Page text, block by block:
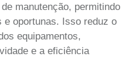
manutenção, permitindo
e oportunas. Isso reduz o
equipamentos,
e a eficiência